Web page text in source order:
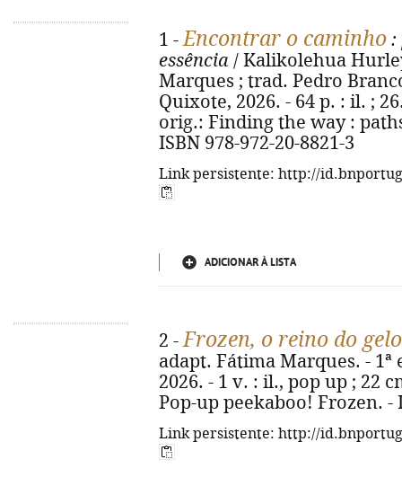
1 -Encontrar o caminho :
essência / Kalikolehua
Marques ; trad. Pedro
Quixote, 2026. - 64 p. : il. ;
orig.: Finding the way :
ISBN 978-972-20-8821-3
Link persistente: http://
ADICIONAR À LISTA
2 -Frozen, o reino do gelo
adapt. Fátima Marques. -
2026. - 1 v. : il., pop up ; 22
Pop-up peekaboo! Frozen. -
Link persistente: http://